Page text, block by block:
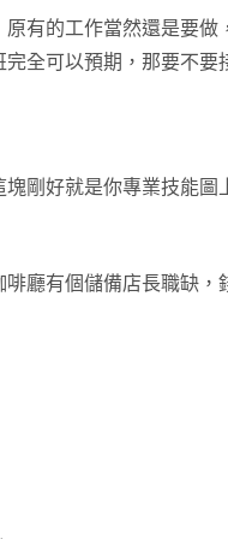
有的工作當然還是要做
全可以預期，那要不要
剛好就是你專業技能圖
廳有個儲備店長職缺，